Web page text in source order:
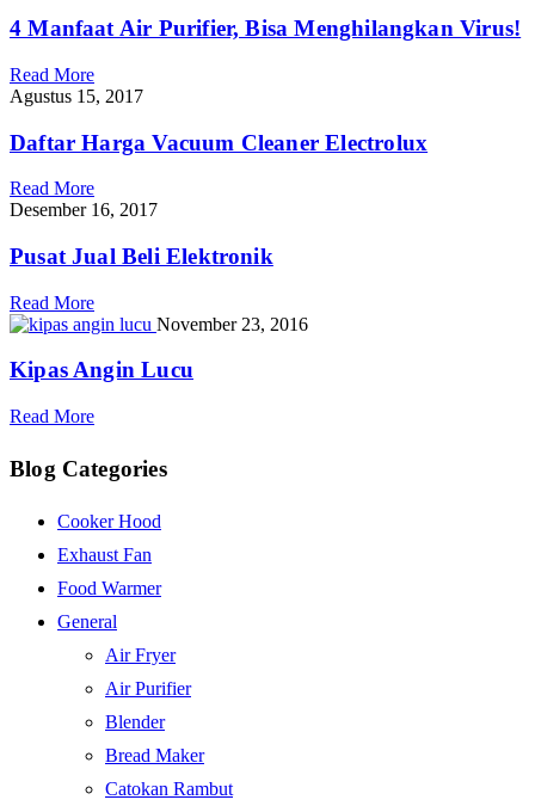
4 Manfaat Air Purifier, Bisa Menghilangkan Virus!
Read More
Agustus 15, 2017
Daftar Harga Vacuum Cleaner Electrolux
Read More
Desember 16, 2017
Pusat Jual Beli Elektronik
Read More
November 23, 2016
Kipas Angin Lucu
Read More
Blog Categories
Cooker Hood
Exhaust Fan
Food Warmer
General
Air Fryer
Air Purifier
Blender
Bread Maker
Catokan Rambut